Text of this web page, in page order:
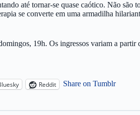
até tornar-se quase caótico. Não são
se converte em uma armadilha
19h. Os ingressos variam a
Reddit Share on Tumblr